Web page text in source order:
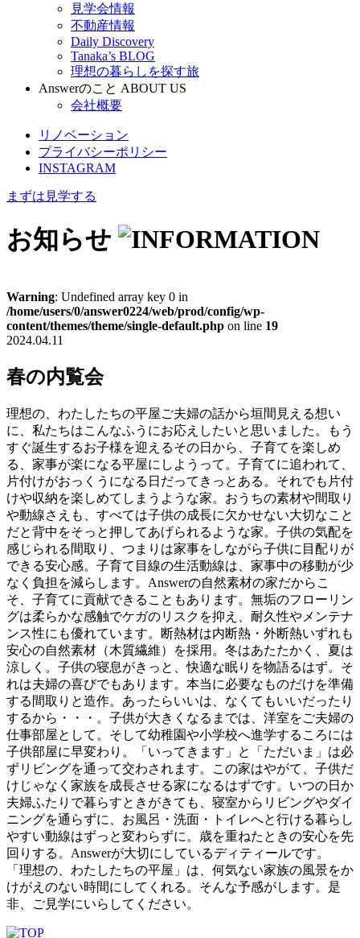
見学会情報
不動産情報
Daily Discovery
Tanaka’s BLOG
理想の暮らしを探す旅
Answerのこと ABOUT US
会社概要
リノベーション
プライバシーポリシー
INSTAGRAM
まずは見学する
お知らせ
Warning: Undefined array key 0 in
/home/users/0/answer0224/web/prod/config/wp-
content/themes/theme/single-default.php on line 19
2024.04.11
春の内覧会
理想の、わたしたちの平屋ご夫婦の話から垣間見える想い
に、私たちはこんなふうにお応えしたいと思いました。もう
すぐ誕生するお子様を迎えるその日から、子育てを楽しめ
る、家事が楽になる平屋にしようって。子育てに追われて、
片付けがおっくうになる日だってきっとある。それでも片付
けや収納を楽しめてしまうような家。おうちの素材や間取り
や動線さえも、すべては子供の成長に欠かせない大切なこと
だと背中をそっと押してあげられるような家。子供の気配を
感じられる間取り、つまりは家事をしながら子供に目配りが
できる安心感。子育て目線の生活動線は、家事中の移動が少
なく負担を減らします。Answerの自然素材の家だからこ
そ、子育てに貢献できることもあります。無垢のフローリン
グは柔らかな感触でケガのリスクを抑え、耐久性やメンテナ
ンス性にも優れています。断熱材は内断熱・外断熱いずれも
安心の自然素材（木質繊維）を採用。冬はあたたかく、夏は
涼しく。子供の寝息がきっと、快適な眠りを物語るはず。そ
れは夫婦の喜びでもあります。本当に必要なものだけを準備
する間取りと造作。あったらいいは、なくてもいいだったり
するから・・・。子供が大きくなるまでは、洋室をご夫婦の
仕事部屋として。そして幼稚園や小学校へ進学するころには
子供部屋に早変わり。「いってきます」と「ただいま」は必
ずリビングを通って交わされます。この家はやがて、子供だ
けじゃなく家族を成長させる家になるはずです。いつの日か
夫婦ふたりで暮らすときがきても、寝室からリビングやダイ
ニングを通らずに、お風呂・洗面・トイレへと行ける暮らし
やすい動線はずっと変わらずに。歳を重ねたときの安心を先
回りする。Answerが大切にしているディティールです。
「理想の、わたしたちの平屋」は、何気ない家族の風景をか
けがえのない時間にしてくれる。そんな予感がします。是
非、ご見学にいらしてください。